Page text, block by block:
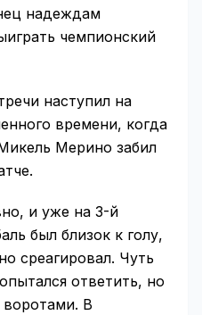
надеждам
чемпионский
наступил на
времени, когда
Мерино забил
и уже на 3-й
был близок к голу,
среагировал. Чуть
ответить, но
воротами. В